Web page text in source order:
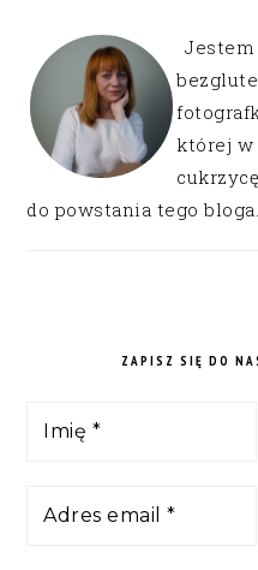
której w
do powstania tego bloga.
ZAPISZ SIĘ DO